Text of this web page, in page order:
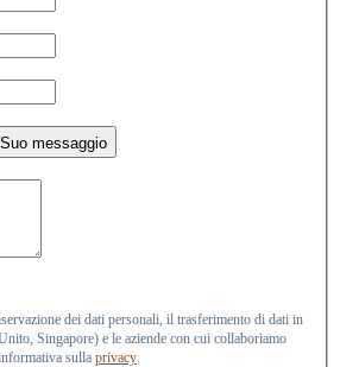
messaggio
dei dati personali, il trasferimento di dati in
Singapore) e le aziende con cui collaboriamo
sulla privacy